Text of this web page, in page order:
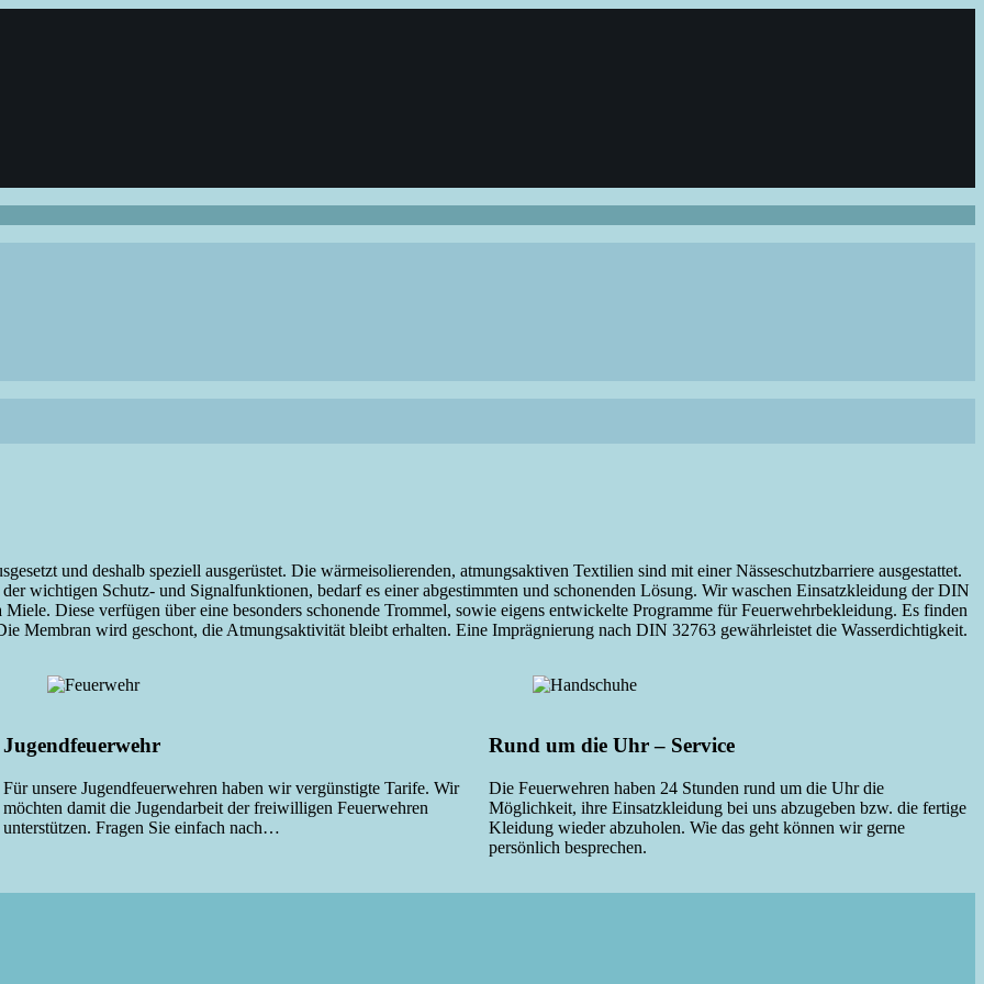
und deshalb speziell ausgerüstet. Die wärmeisolierenden, atmungsaktiven Textilien sind mit einer Nässeschutzbarriere ausgestattet.
wichtigen Schutz- und Signalfunktionen, bedarf es einer abgestimmten und schonenden Lösung. Wir waschen Einsatzkleidung der DIN
Diese verfügen über eine besonders schonende Trommel, sowie eigens entwickelte Programme für Feuerwehrbekleidung. Es finden
Membran wird geschont, die Atmungsaktivität bleibt erhalten. Eine Imprägnierung nach DIN 32763 gewährleistet die Wasserdichtigkeit.
Jugendfeuerwehr
Für unsere Jugendfeuerwehren haben wir vergünstigte Tarife. Wir
möchten damit die Jugendarbeit der freiwilligen Feuerwehren
unterstützen. Fragen Sie einfach nach…
Rund um die Uhr – Service
Die Feuerwehren haben 24 Stunden rund um die Uhr die
Möglichkeit, ihre Einsatzkleidung bei uns abzugeben bzw. die fertige
Kleidung wieder abzuholen. Wie das geht können wir gerne
persönlich besprechen.